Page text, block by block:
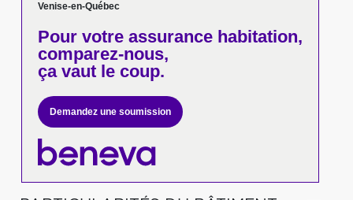
Venise-en-Québec
Pour votreassurance habitation,
comparez-nous,
ça vaut le coup.
Demandez une soumission